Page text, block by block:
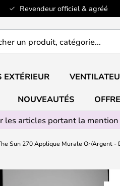
Revendeur officiel & agréé
EXTÉRIEUR
NOUVEAUTÉS
les articles portant la mention
Sun 270 Applique Murale Or/Argent -